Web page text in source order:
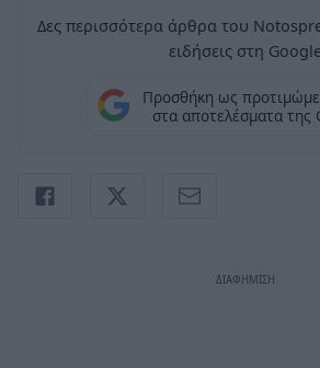
Δες περισσότερα άρθρα του
ειδήσεις στη Google
Προσθήκη ως
στα αποτελέσματα της